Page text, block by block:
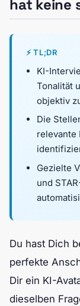
hat keine
⚡ TL;DR
KI-
Tonalität
objektiv
Die
relevante
Gezielte
und
Du hast Dich
perfekte
Dir ein KI-
dieselben